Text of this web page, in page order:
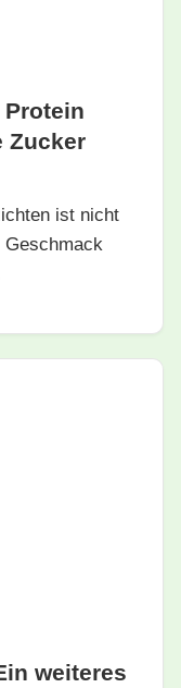
Zucker
ist nicht
Geschmack
weiteres